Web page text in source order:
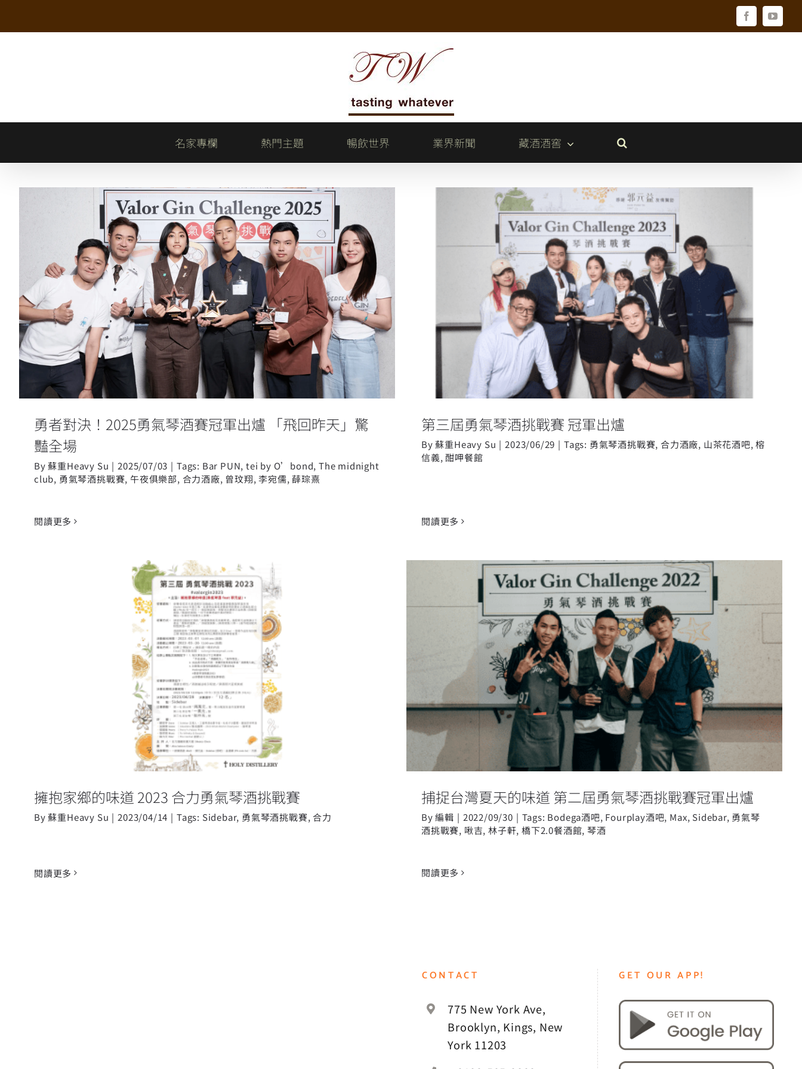
to
Facebook
名家專欄 熱門主題 暢飲世界 業界新聞 藏酒酒窖
勇者對決！2025勇氣琴酒賽冠軍出爐 「飛回昨天」
驚豔全場
勇者對決！2025勇氣琴酒賽冠軍出爐 「飛回昨天」驚
豔全場
By蘇重Heavy Su | 2025/07/03 | Tags: Bar PUN,tei by O’bond,The midnight
club, 勇氣琴酒挑戰賽,午夜俱樂部, 合力酒廠, 曾玟翔,李宛儒, 薛琮熹
閱讀更多
第三屆勇氣琴酒挑戰賽 冠軍出爐
第三屆勇氣琴酒挑戰賽 冠軍出爐
By蘇重Heavy Su | 2023/06/29 | Tags: 勇氣琴酒挑戰賽, 合力酒廠, 山茶花酒吧,榕
信義,酣呷餐館
閱讀更多
擁抱家鄉的味道 2023 合力勇氣琴酒挑戰賽
擁抱家鄉的味道 2023 合力勇氣琴酒挑戰賽
By蘇重Heavy Su | 2023/04/14 | Tags: Sidebar, 勇氣琴酒挑戰賽, 合力
閱讀更多
捕捉台灣夏天的味道 第二屆勇氣琴酒挑戰賽冠軍出
爐
捕捉台灣夏天的味道 第二屆勇氣琴酒挑戰賽冠軍出爐
By編輯 | 2022/09/30 | Tags: Bodega酒吧, Fourplay酒吧, Max, Sidebar, 勇氣琴
酒挑戰賽, 啾吉,林子軒,橋下2.0餐酒館,琴酒
閱讀更多
CONTACT
775 New York Ave,
Brooklyn, Kings, New
York 11203
GET OUR APP!